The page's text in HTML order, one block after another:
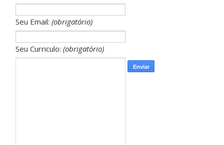
Seu Email:(obrigatório)
Seu Curriculo:(obrigatório)